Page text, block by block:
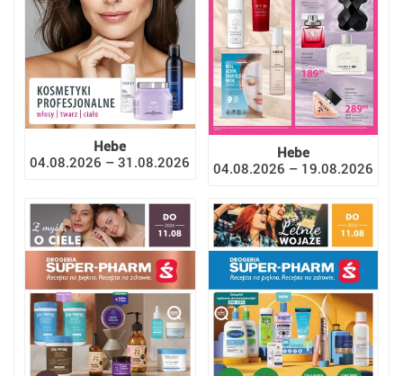
Hebe
04.08.2026 – 31.08.2026
Hebe
04.08.2026 – 19.08.2026